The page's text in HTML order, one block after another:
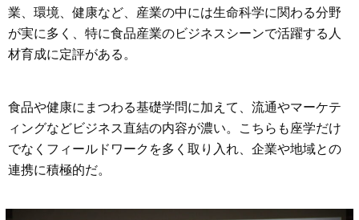
業、環境、健康など、産業の中には生命科学に関わる分野
が実に多く、特に食品産業のビジネスシーンで活躍する人
材育成に定評がある。
食品や健康にまつわる基礎学問に加えて、流通やマーケテ
ィングなどビジネス直結の内容が濃い。こちらも座学だけ
でなくフィールドワークを多く取り入れ、企業や地域との
連携に積極的だ。